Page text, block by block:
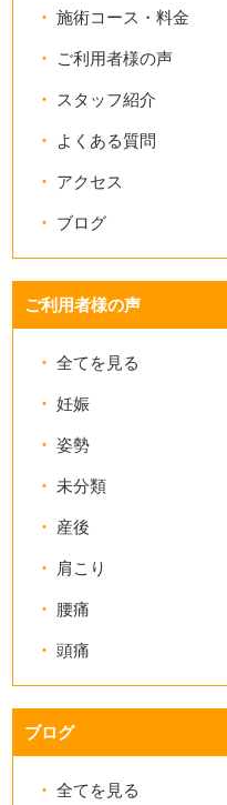
施術コース・料金
ご利用者様の声
スタッフ紹介
よくある質問
アクセス
ブログ
ご利用者様の声
全てを見る
妊娠
姿勢
未分類
産後
肩こり
腰痛
頭痛
ブログ
全てを見る